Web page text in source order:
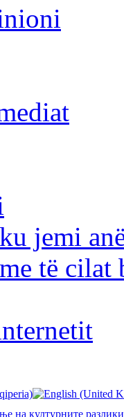
jemi
të cilat
на културните разлики